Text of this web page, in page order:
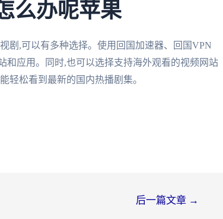
么办呢苹果
剧,可以有多种选择。使用回国加速器、回国VPN
和应用。同时,也可以选择支持海外观看的视频网站
轻松看到最新的国内热播剧集。
后一篇文章 →